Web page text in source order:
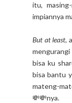
itu,
impiannya
But at least,
bisa ku
bisa bantu
mateng-
💸💸nya.